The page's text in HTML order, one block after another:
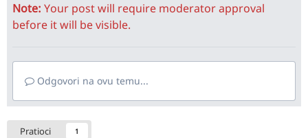
Note: Your post will require moderator approval
before it will be visible.
Odgovori na ovu temu...
Pratioci 1